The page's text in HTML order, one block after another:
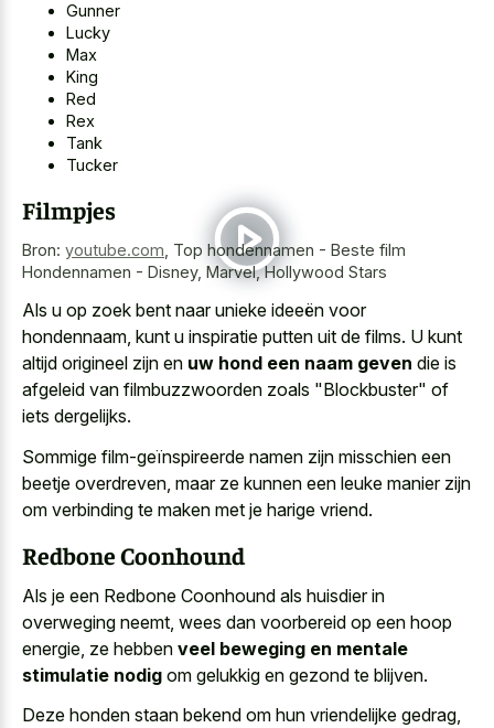
Gunner
Lucky
Max
King
Red
Rex
Tank
Tucker
Filmpjes
Bron: youtube.com Top hondennamen - Beste film
Hondennamen - Disney, Marvel, Hollywood Stars
Als u op zoek bent naar unieke ideeën voor
hondennaam, kunt u inspiratie putten uit de films. U kunt
altijd origineel zijn en uw hond een naam geven die is
afgeleid van filmbuzzwoorden zoals "Blockbuster" of
iets dergelijks.
Sommige film-geïnspireerde namen zijn misschien een
beetje overdreven, maar ze kunnen een leuke manier zijn
om verbinding te maken met je harige vriend.
Redbone Coonhound
Als je een Redbone Coonhound als huisdier in
overweging neemt, wees dan voorbereid op een hoop
energie, ze hebben veel beweging en mentale
stimulatie nodig om gelukkig en gezond te blijven.
Deze honden staan bekend om hun vriendelijke gedrag,